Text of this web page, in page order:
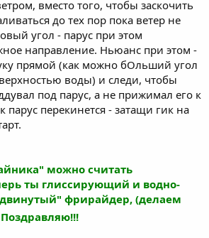
вместо того, чтобы заскочить
до тех пор пока ветер не
угол - парус при этом
направление. Ньюанс при этом -
прямой (как можно бОльший угол
воды) и следи, чтобы
под парус, а не прижимал его к
парус перекинется - затащи гик на
можно считать
ты глиссирующий и водно-
фрирайдер, (делаем